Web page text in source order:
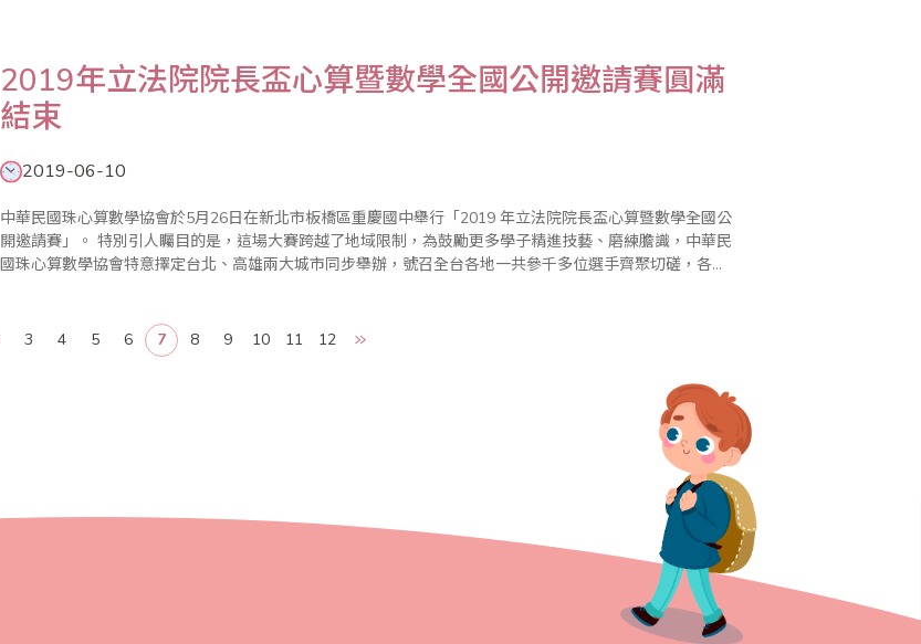
2019年立法院院長盃心算暨數學全國公開邀請賽圓滿
結束
2019-06-10
中華民國珠心算數學協會於5月26日在新北市板橋區重慶國中舉行「2019 年立法院院長盃心算暨數學全國公
開邀請賽」。 特別引人矚目的是，這場大賽跨越了地域限制，為鼓勵更多學子精進技藝、磨練膽識，中華民
國珠心算數學協會特意擇定台北、高雄兩大城市同步舉辦，號召全台各地一共參千多位選手齊聚切磋，各路
3
4 5 6 7 8 9 10 11 12